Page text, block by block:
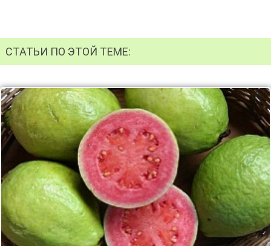
СТАТЬИ ПО ЭТОЙ ТЕМЕ: